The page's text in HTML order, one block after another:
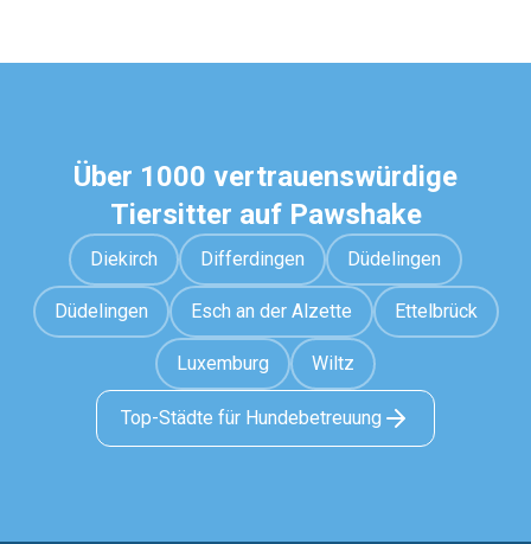
Über 1000 vertrauenswürdige
Tiersitter auf Pawshake
Diekirch Differdingen Düdelingen
Düdelingen Esch an der Alzette Ettelbrück
Luxemburg Wiltz
Top-Städte für Hundebetreuung